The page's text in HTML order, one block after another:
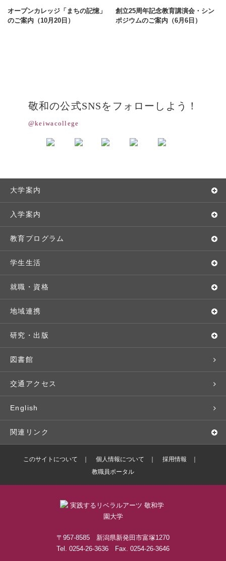
オープンカレッジ「まちの記憶」
のご案内（10月20日）
創立25周年記念教育講演会・シン
ポジウムのご案内（6月6日）
敬和の公式SNSをフォローしよう！
@keiwacollege
大学案内
敬和学園大学とは
学長メッセージ
教育理念・方針・取り組み
キャンパス・施設設備
交通アクセス
基本情報・情報公開
広報・公聴
入学案内
入学者選抜
オープンキャンパス
Webオープンキャンパス
個別相談（来学・オンライン）
特待生（入学者向け）
パンフレット・資料請求
入学予定者の皆さま
教育プログラム
学部・学科
地域実践
留学プログラム
語学プログラム
教職課程
教員紹介
学修支援の体制
学生生活
キャンパスライフ
年間スケジュール
クラブ・サークル
大学周辺マップ
学生寮
学生支援制度
奨学金・特待生（在学生向け）
就職・資格
就職・進路サポート
資格取得
公務員試験対策
就職実績
社会で活躍する卒業生
地域連携
地域との連携
生涯学習
科目等履修生
社会人・シニア入学
施設・設備の貸し出し
研究・出版
研究者・研究分野
人文社会科学研究所
情報メディア研究所
研究論文
出版物
図書館
交通アクセス
English
関連リンク
バドミントン部ブログ
敬和学園高等学校
このサイトについて 個人情報について
採用情報
教職員ポータル
〒957-8585 新潟県新発田市富塚1270
Tel. 0254-26-3636 Fax. 0254-26-3646